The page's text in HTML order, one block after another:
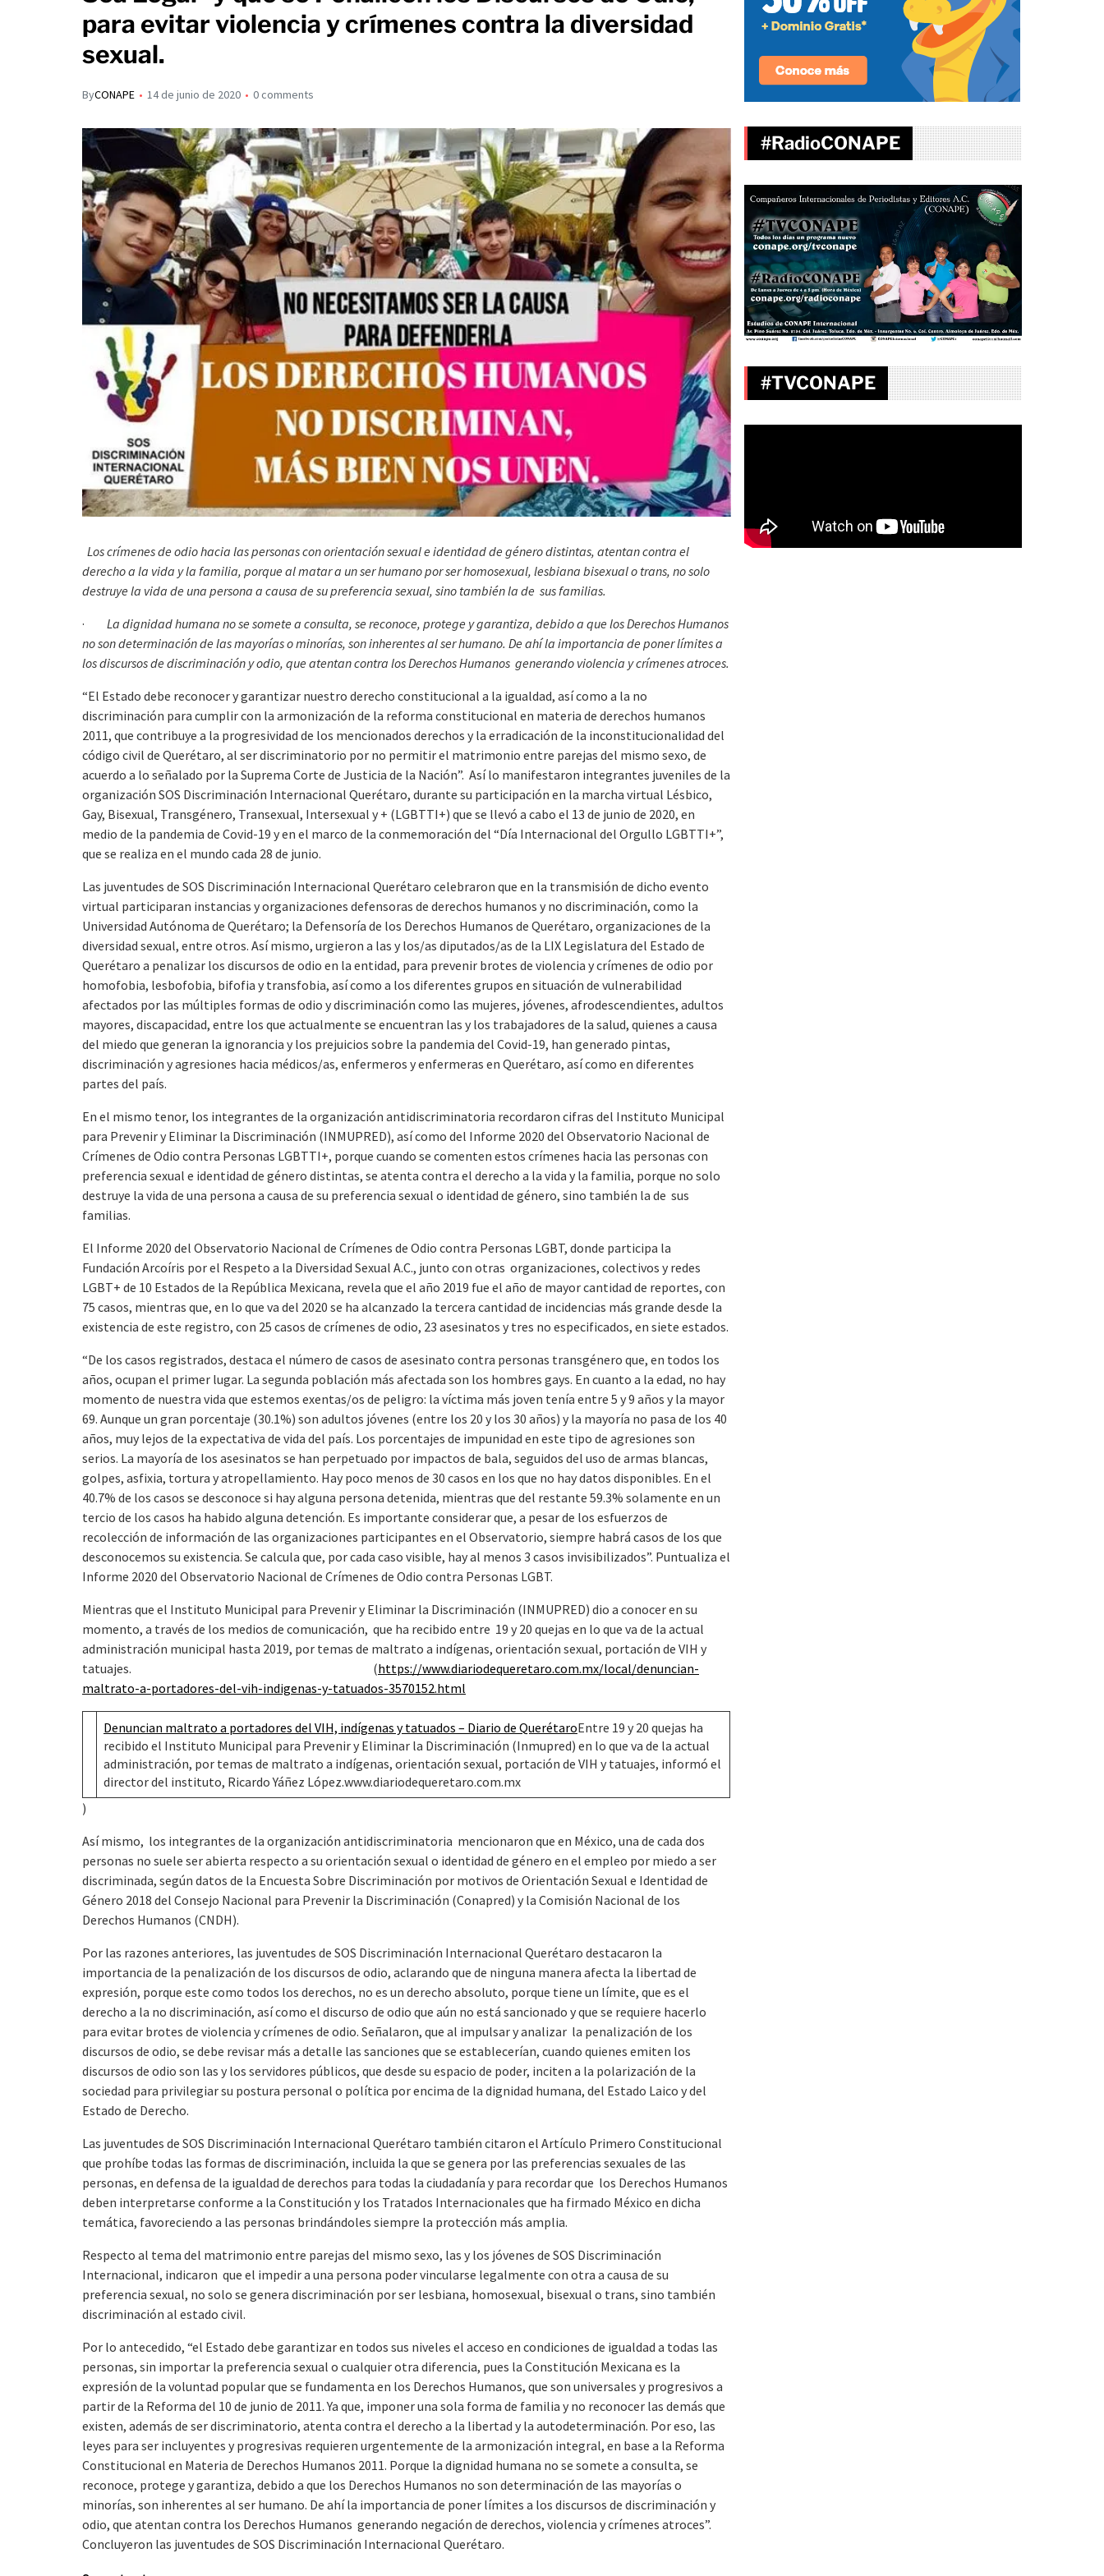
para evitar violencia y crímenes contra la diversidad
sexual.
ByCONAPE 14 de junio de 2020 0 comments
Los crímenes de odio hacia las personas con orientación sexual e identidad de género distintas, atentan contra el
derecho a la vida y la familia, porque al matar a un ser humano por ser homosexual, lesbiana bisexual o trans, no solo
destruye la vida de una persona a causa de su preferencia sexual, sino también la de sus familias.
· La dignidad humana no se somete a consulta, se reconoce, protege y garantiza, debido a que los Derechos Humanos
no son determinación de las mayorías o minorías, son inherentes al ser humano. De ahí la importancia de poner límites a
los discursos de discriminación y odio, que atentan contra los Derechos Humanos generando violencia y crímenes atroces.
“El Estado debe reconocer y garantizar nuestro derecho constitucional a la igualdad, así como a la no
discriminación para cumplir con la armonización de la reforma constitucional en materia de derechos humanos
2011, que contribuye a la progresividad de los mencionados derechos y la erradicación de la inconstitucionalidad del
código civil de Querétaro, al ser discriminatorio por no permitir el matrimonio entre parejas del mismo sexo, de
acuerdo a lo señalado por la Suprema Corte de Justicia de la Nación”. Así lo manifestaron integrantes juveniles de la
organización SOS Discriminación Internacional Querétaro, durante su participación en la marcha virtual Lésbico,
Gay, Bisexual, Transgénero, Transexual, Intersexual y + (LGBTTI+) que se llevó a cabo el 13 de junio de 2020, en
medio de la pandemia de Covid-19 y en el marco de la conmemoración del “Día Internacional del Orgullo LGBTTI+”,
que se realiza en el mundo cada 28 de junio.
Las juventudes de SOS Discriminación Internacional Querétaro celebraron que en la transmisión de dicho evento
virtual participaran instancias y organizaciones defensoras de derechos humanos y no discriminación, como la
Universidad Autónoma de Querétaro; la Defensoría de los Derechos Humanos de Querétaro, organizaciones de la
diversidad sexual, entre otros. Así mismo, urgieron a las y los/as diputados/as de la LIX Legislatura del Estado de
Querétaro a penalizar los discursos de odio en la entidad, para prevenir brotes de violencia y crímenes de odio por
homofobia, lesbofobia, bifofia y transfobia, así como a los diferentes grupos en situación de vulnerabilidad
afectados por las múltiples formas de odio y discriminación como las mujeres, jóvenes, afrodescendientes, adultos
mayores, discapacidad, entre los que actualmente se encuentran las y los trabajadores de la salud, quienes a causa
del miedo que generan la ignorancia y los prejuicios sobre la pandemia del Covid-19, han generado pintas,
discriminación y agresiones hacia médicos/as, enfermeros y enfermeras en Querétaro, así como en diferentes
partes del país.
En el mismo tenor, los integrantes de la organización antidiscriminatoria recordaron cifras del Instituto Municipal
para Prevenir y Eliminar la Discriminación (INMUPRED), así como del Informe 2020 del Observatorio Nacional de
Crímenes de Odio contra Personas LGBTTI+, porque cuando se comenten estos crímenes hacia las personas con
preferencia sexual e identidad de género distintas, se atenta contra el derecho a la vida y la familia, porque no solo
destruye la vida de una persona a causa de su preferencia sexual o identidad de género, sino también la de sus
familias.
El Informe 2020 del Observatorio Nacional de Crímenes de Odio contra Personas LGBT, donde participa la
Fundación Arcoíris por el Respeto a la Diversidad Sexual A.C., junto con otras organizaciones, colectivos y redes
LGBT+ de 10 Estados de la República Mexicana, revela que el año 2019 fue el año de mayor cantidad de reportes, con
75 casos, mientras que, en lo que va del 2020 se ha alcanzado la tercera cantidad de incidencias más grande desde la
existencia de este registro, con 25 casos de crímenes de odio, 23 asesinatos y tres no especificados, en siete estados.
“De los casos registrados, destaca el número de casos de asesinato contra personas transgénero que, en todos los
años, ocupan el primer lugar. La segunda población más afectada son los hombres gays. En cuanto a la edad, no hay
momento de nuestra vida que estemos exentas/os de peligro: la víctima más joven tenía entre 5 y 9 años y la mayor
69. Aunque un gran porcentaje (30.1%) son adultos jóvenes (entre los 20 y los 30 años) y la mayoría no pasa de los 40
años, muy lejos de la expectativa de vida del país. Los porcentajes de impunidad en este tipo de agresiones son
serios. La mayoría de los asesinatos se han perpetuado por impactos de bala, seguidos del uso de armas blancas,
golpes, asfixia, tortura y atropellamiento. Hay poco menos de 30 casos en los que no hay datos disponibles. En el
40.7% de los casos se desconoce si hay alguna persona detenida, mientras que del restante 59.3% solamente en un
tercio de los casos ha habido alguna detención. Es importante considerar que, a pesar de los esfuerzos de
recolección de información de las organizaciones participantes en el Observatorio, siempre habrá casos de los que
desconocemos su existencia. Se calcula que, por cada caso visible, hay al menos 3 casos invisibilizados”. Puntualiza el
Informe 2020 del Observatorio Nacional de Crímenes de Odio contra Personas LGBT.
Mientras que el Instituto Municipal para Prevenir y Eliminar la Discriminación (INMUPRED) dio a conocer en su
momento, a través de los medios de comunicación, que ha recibido entre 19 y 20 quejas en lo que va de la actual
administración municipal hasta 2019, por temas de maltrato a indígenas, orientación sexual, portación de VIH y
tatuajes. (https://www.diariodequeretaro.com.mx/local/denuncian-
maltrato-a-portadores-del-vih-indigenas-y-tatuados-3570152.html
Denuncian maltrato a portadores del VIH, indígenas y tatuados – Diario de QuerétaroEntre 19 y 20 quejas ha
recibido el Instituto Municipal para Prevenir y Eliminar la Discriminación (Inmupred) en lo que va de la actual
administración, por temas de maltrato a indígenas, orientación sexual, portación de VIH y tatuajes, informó el
director del instituto, Ricardo Yáñez López.www.diariodequeretaro.com.mx
)
Así mismo, los integrantes de la organización antidiscriminatoria mencionaron que en México, una de cada dos
personas no suele ser abierta respecto a su orientación sexual o identidad de género en el empleo por miedo a ser
discriminada, según datos de la Encuesta Sobre Discriminación por motivos de Orientación Sexual e Identidad de
Género 2018 del Consejo Nacional para Prevenir la Discriminación (Conapred) y la Comisión Nacional de los
Derechos Humanos (CNDH).
Por las razones anteriores, las juventudes de SOS Discriminación Internacional Querétaro destacaron la
importancia de la penalización de los discursos de odio, aclarando que de ninguna manera afecta la libertad de
expresión, porque este como todos los derechos, no es un derecho absoluto, porque tiene un límite, que es el
derecho a la no discriminación, así como el discurso de odio que aún no está sancionado y que se requiere hacerlo
para evitar brotes de violencia y crímenes de odio. Señalaron, que al impulsar y analizar la penalización de los
discursos de odio, se debe revisar más a detalle las sanciones que se establecerían, cuando quienes emiten los
discursos de odio son las y los servidores públicos, que desde su espacio de poder, inciten a la polarización de la
sociedad para privilegiar su postura personal o política por encima de la dignidad humana, del Estado Laico y del
Estado de Derecho.
Las juventudes de SOS Discriminación Internacional Querétaro también citaron el Artículo Primero Constitucional
que prohíbe todas las formas de discriminación, incluida la que se genera por las preferencias sexuales de las
personas, en defensa de la igualdad de derechos para todas la ciudadanía y para recordar que los Derechos Humanos
deben interpretarse conforme a la Constitución y los Tratados Internacionales que ha firmado México en dicha
temática, favoreciendo a las personas brindándoles siempre la protección más amplia.
Respecto al tema del matrimonio entre parejas del mismo sexo, las y los jóvenes de SOS Discriminación
Internacional, indicaron que el impedir a una persona poder vincularse legalmente con otra a causa de su
preferencia sexual, no solo se genera discriminación por ser lesbiana, homosexual, bisexual o trans, sino también
discriminación al estado civil.
Por lo antecedido, “el Estado debe garantizar en todos sus niveles el acceso en condiciones de igualdad a todas las
personas, sin importar la preferencia sexual o cualquier otra diferencia, pues la Constitución Mexicana es la
expresión de la voluntad popular que se fundamenta en los Derechos Humanos, que son universales y progresivos a
partir de la Reforma del 10 de junio de 2011. Ya que, imponer una sola forma de familia y no reconocer las demás que
existen, además de ser discriminatorio, atenta contra el derecho a la libertad y la autodeterminación. Por eso, las
leyes para ser incluyentes y progresivas requieren urgentemente de la armonización integral, en base a la Reforma
Constitucional en Materia de Derechos Humanos 2011. Porque la dignidad humana no se somete a consulta, se
reconoce, protege y garantiza, debido a que los Derechos Humanos no son determinación de las mayorías o
minorías, son inherentes al ser humano. De ahí la importancia de poner límites a los discursos de discriminación y
odio, que atentan contra los Derechos Humanos generando negación de derechos, violencia y crímenes atroces”.
Concluyeron las juventudes de SOS Discriminación Internacional Querétaro.
#RadioCONAPE
#TVCONAPE